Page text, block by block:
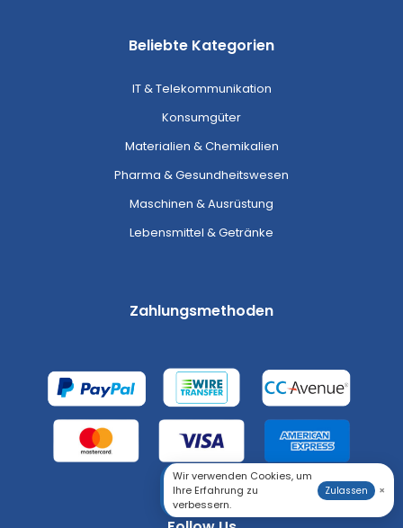
Beliebte Kategorien
IT & Telekommunikation
Konsumgüter
Materialien & Chemikalien
Pharma & Gesundheitswesen
Maschinen & Ausrüstung
Lebensmittel & Getränke
Zahlungsmethoden
Wir verwenden Cookies, um
Ihre Erfahrung zu
verbessern.
Zulassen ×